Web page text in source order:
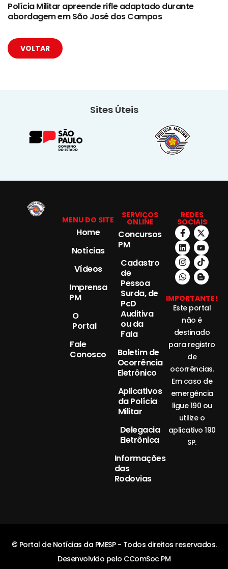
Polícia Militar apreende rifle adaptado durante
abordagem em São José dos Campos
VOLTAR
Sites Úteis
MENU DO SITE
Home
Notícias
Vídeos
Imprensa
PM
O
Portal
Fale
Conosco
SERVIÇOS
ONLINE
Concursos
PM
Cadastro
de
Pessoa
Surda, de
PcD
Auditiva
ou da
Fala
Boletim de
Ocorrência
Eletrônico
Aplicativos
da Polícia
Militar
Delegacia
Eletrônica
Informações
das
Rodovias
REDES
SOCIAIS
IMPORTANTE!
Este portal
não é
destinado
para registro
de
ocorrências.
Em caso de
emergência
ligue 190 ou
utilize o
aplicativo 190
SP.
© Portal de Notícias da PMESP - Todos direitos reservados.
Desenvolvido pelo CComSoc PM